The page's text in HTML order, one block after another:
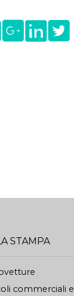
STAMPA
commerciali e